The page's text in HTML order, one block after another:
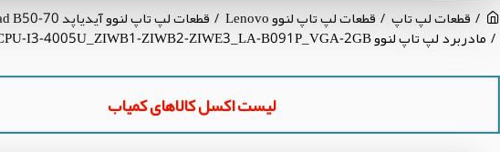
قطعات لپ تاپ قطعات لپ تاپ لنوو Lenovo قطعات لپ تاپ لنوو آیدیاپد Lenovo IdeaPad B50-70
مادربرد لپ تاپ لنوو IdeaPad B50-70_IP305 CPU-I3-4005U_ZIWB1-ZIWB2-ZIWE3_LA-B091P_VGA-2GB گرافیک دار
لیست اکسل کالاهای کمیاب